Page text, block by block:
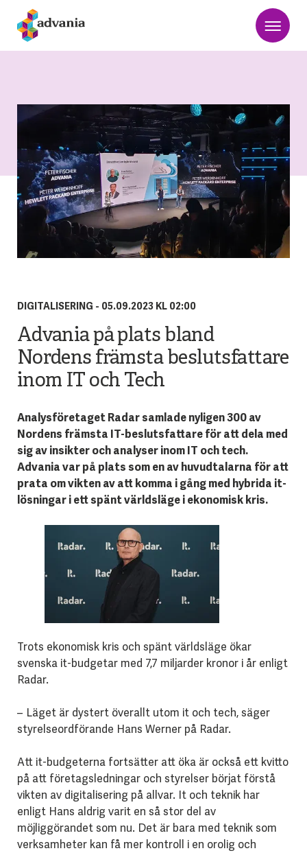
DIGITALISERING - 05.09.2023 KL 02:00
Advania på plats bland
Nordens främsta beslutsfattare
inom IT och Tech
Analysföretaget Radar samlade nyligen 300 av
Nordens främsta IT-beslutsfattare för att dela med
sig av insikter och analyser inom IT och tech.
Advania var på plats som en av huvudtalarna för att
prata om vikten av att komma i gång med hybrida it-
lösningar i ett spänt världsläge i ekonomisk kris.
Trots ekonomisk kris och spänt världsläge ökar
svenska it-budgetar med 7,7 miljarder kronor i år enligt
Radar.
– Läget är dystert överallt utom it och tech, säger
styrelseordförande Hans Werner på Radar.
Att it-budgeterna fortsätter att öka är också ett kvitto
på att företagsledningar och styrelser börjat förstå
vikten av digitalisering på allvar. It och teknik har
enligt Hans aldrig varit en så stor del av
möjliggörandet som nu. Det är bara med teknik som
verksamheter kan få mer kontroll i en orolig och